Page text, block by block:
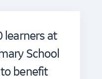
learners at
School
benefit